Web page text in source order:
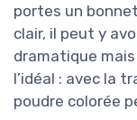
portes un
clair, il peut y
dramatique mais
l’idéal : avec la
poudre colorée